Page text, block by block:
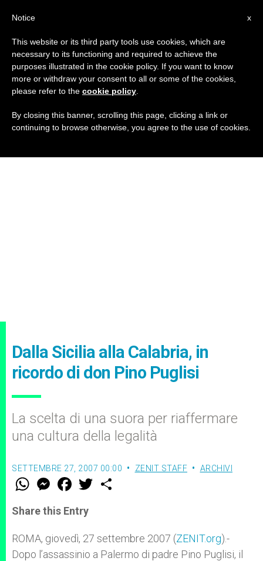
Dalla Sicilia alla Calabria, in
ricordo di don Pino Puglisi
La scelta di una suora per riaffermare
una cultura della legalità
SETTEMBRE 27, 2007 00:00 ZENIT STAFF ARCHIVI
W
t
s
p
p
M
e
s
e
g
e
r
F
a
e
b
o
k
w
r
Share this Entry
ROMA, giovedì, 27 settembre 2007 (ZENIT.org).-
Dopo l’assassinio a Palermo di padre Pino Puglisi, il
x
Notice
This website or its third party tools use cookies, which are
necessary to its functioning and required to achieve the
purposes illustrated in the cookie policy. If you want to know
more or withdraw your consent to all or some of the cookies,
please refer to the cookie policy
By closing this banner, scrolling this page, clicking a link or
continuing to browse otherwise, you agree to the use of cookies.